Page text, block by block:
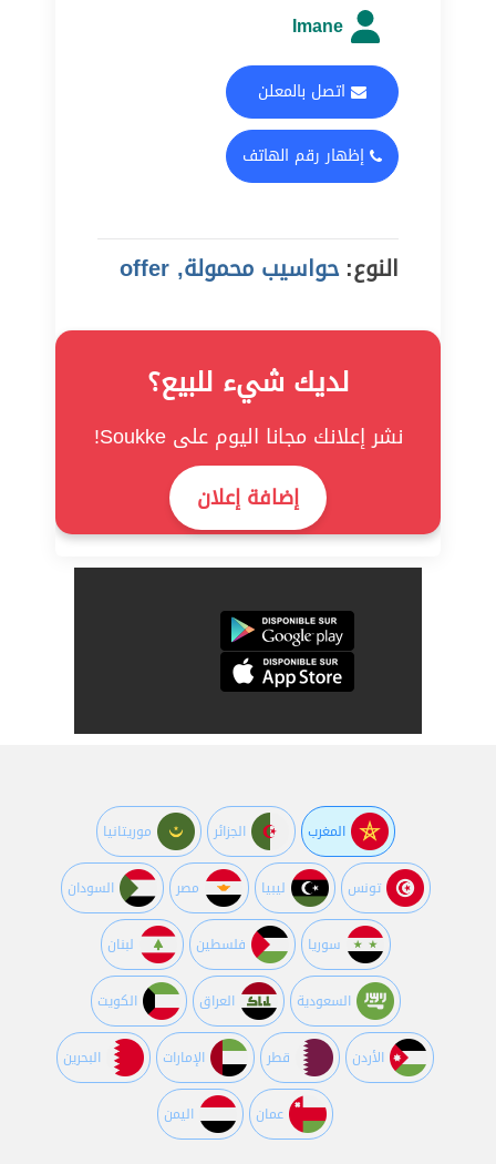
Imane
اتصل بالمعلن
إظهار رقم الهاتف
النوع: حواسيب محمولة, offer
لديك شيء للبيع؟
نشر إعلانك مجانا اليوم على Soukke!
إضافة إعلان
المغرب الجزائر موريتانيا
تونس ليبيا مصر السودان
سوريا فلسطين لبنان
السعودية العراق الكويت
اﻷردن قطر اﻹمارات البحرين
عمان اليمن